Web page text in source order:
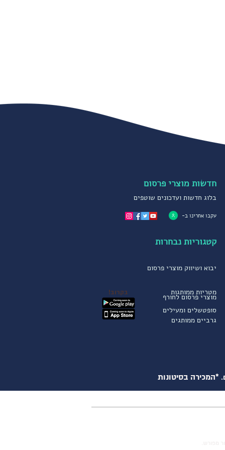
מוצרי פרסום לחורף בקרוב!
*המכירה בסיטונות
בלוג חדשות ועדכונים שוטפים
עקבו אחרינו ב-
קטגוריות נבחרות
יבוא ושיווק מוצרי פרסום
מטריות ממותגות
סופטשלים ומעילים
גרביים ממותגים
חדשות מוצרי פרסום